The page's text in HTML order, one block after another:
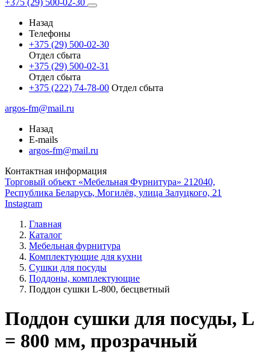
+375 (29) 500-02-30
Назад
Телефоны
+375 (29) 500-02-30
Отдел сбыта
+375 (29) 500-02-31
Отдел сбыта
+375 (222) 74-78-00 Отдел сбыта
argos-fm@mail.ru
Назад
E-mails
argos-fm@mail.ru
Контактная информация
Торговый объект «Мебельная Фурнитура» 212040,
Республика Беларусь, Могилёв, улица Залуцкого, 21
Instagram
Главная
Каталог
Мебельная фурнитура
Комплектующие для кухни
Сушки для посуды
Поддоны, комплектующие
Поддон сушки L-800, бесцветный
Поддон сушки для посуды, L
= 800 мм, прозрачный